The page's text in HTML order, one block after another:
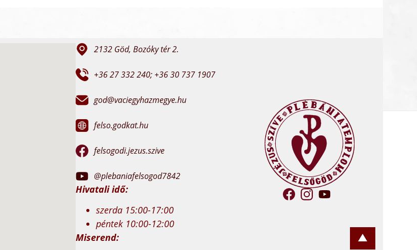
2132 Göd, Bozóky tér 2.
+36 27 332 240; +36 30 737 1907
god@vaciegyhazmegye.hu
felso.godkat.hu
felsogodi.jezus.szive
@plebaniafelsogod7842
Hivatali idő:
szerda 15:00-17:00
péntek 10:00-12:00
Miserend: